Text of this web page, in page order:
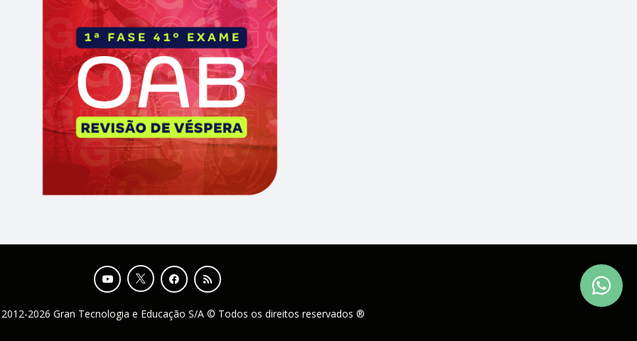
2026 Gran Tecnologia e Educação S/A © Todos os direitos reservados ®